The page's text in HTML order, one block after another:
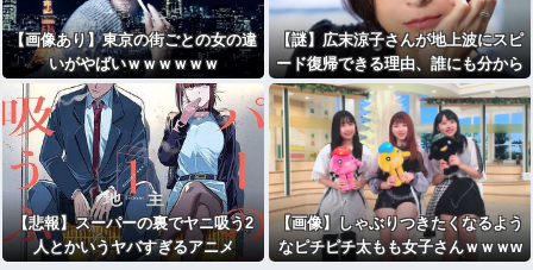
【画像あり】東京の街ごとの女の違
いがやばいｗｗｗｗｗｗ
【謎】広末涼子さんが地上波にスピ
ード復帰できる理由、誰にも分から
ない⇒！
【悲報】スーパーの裏でヤニ吸う2
人とかいうヤバすぎるアニメ
【画像】しゃぶりつきたくなるよう
なピチピチ太もも女子さんｗｗｗw